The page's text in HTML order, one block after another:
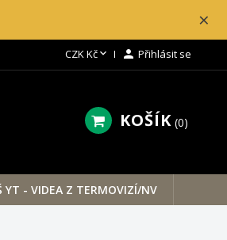
×
CZK Kč  Přihlásit se
KOŠÍK 0
YT - VIDEA Z TERMOVIZÍ/NV